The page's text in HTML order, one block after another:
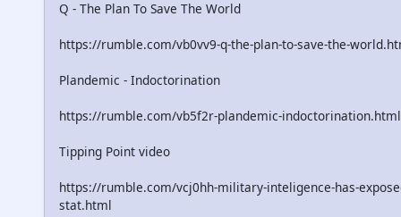
Q - The Plan To Save The World
https://rumble.com/vb0vv9-q-the-plan-to-save-the-
Plandemic - Indoctorination
https://rumble.com/vb5f2r-plandemic-indoctorination.html
Tipping Point video
https://rumble.com/vcj0hh-military-inteligence-has-
stat.html